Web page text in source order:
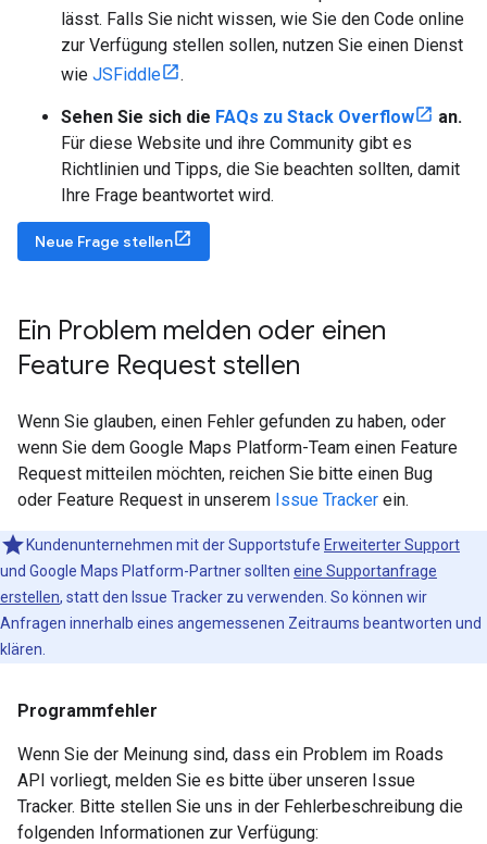
lässt. Falls Sie nicht wissen, wie Sie den Code online
zur Verfügung stellen sollen, nutzen Sie einen Dienst
wie JSFiddle .
Sehen Sie sich die FAQs zu Stack Overflow
an.
Für diese Website und ihre Community gibt es
Richtlinien und Tipps, die Sie beachten sollten, damit
Ihre Frage beantwortet wird.
Neue Frage stellen
Ein Problem melden oder einen
Feature Request stellen
Wenn Sie glauben, einen Fehler gefunden zu haben, oder
wenn Sie dem Google Maps Platform-Team einen Feature
Request mitteilen möchten, reichen Sie bitte einen Bug
oder Feature Request in unserem Issue Tracker ein.
Kundenunternehmen mit der Supportstufe Erweiterter Support
und Google Maps Platform-Partner sollten eine Supportanfrage
erstellen, statt den Issue Tracker zu verwenden. So können wir
Anfragen innerhalb eines angemessenen Zeitraums beantworten und
klären.
Programmfehler
Wenn Sie der Meinung sind, dass ein Problem im Roads
API vorliegt, melden Sie es bitte über unseren Issue
Tracker. Bitte stellen Sie uns in der Fehlerbeschreibung die
folgenden Informationen zur Verfügung: